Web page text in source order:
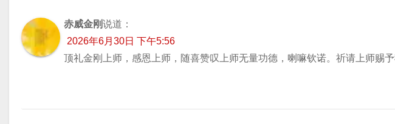
赤威金刚说道：
2026年6月30日 下午5:56
顶礼金刚上师，感恩上师，随喜赞叹上师无量功德，喇嘛钦诺。祈请上师赐